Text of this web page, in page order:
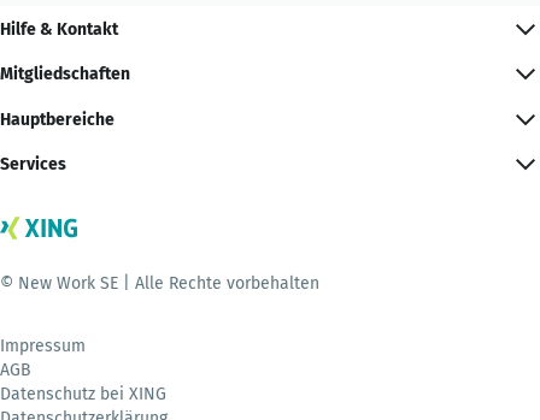
Hilfe & Kontakt
Mitgliedschaften
Hauptbereiche
Services
© New Work SE | Alle Rechte vorbehalten
Impressum
AGB
Datenschutz bei XING